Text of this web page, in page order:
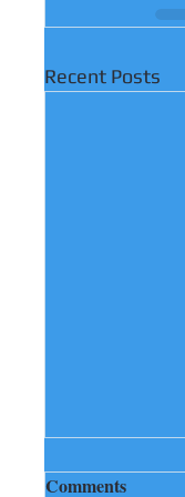
Recent Posts
Comments